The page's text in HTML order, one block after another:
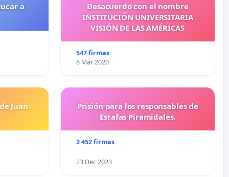
a
Desacuerdo con el nombre
INSTITUCIÓN UNIVERSITARIA
VISIÓN DE LAS AMÉRICAS
547 firmas
8 Mar 2020
Juan
Prisión para los responsables de
Estafas Piramidales.
2 452 firmas
23 Dec 2023